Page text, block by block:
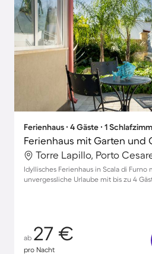
Ferienhaus ∙ 4 Gäste ∙ 1
Torre Lapillo, Porto
Idyllisches Ferienhaus in Scala di Furno
unvergessliche Urlaube mit bis zu 4
ab 27 €
pro Nacht